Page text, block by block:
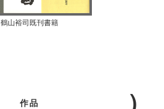
鶴山裕司既刊書籍
作品